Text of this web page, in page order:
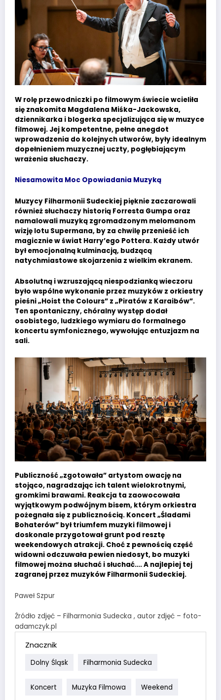
W rolę przewodniczki po filmowym świecie wcieliła
się znakomita Magdalena Miśka-Jackowska,
dziennikarka i blogerka specjalizująca się w muzyce
filmowej. Jej kompetentne, pełne anegdot
wprowadzenia do kolejnych utworów, były idealnym
dopełnieniem muzycznej uczty, pogłębiającym
wrażenia słuchaczy.
Niesamowita Moc Opowiadania Muzyką
Muzycy Filharmonii Sudeckiej pięknie zaczarowali
również słuchaczy historią Forresta Gumpa oraz
namalowali muzyką zgromadzonym melomanom
wizję lotu Supermana, by za chwilę przenieść ich
magicznie w świat Harry’ego Pottera. Każdy utwór
był emocjonalną kulminacją, budzącą
natychmiastowe skojarzenia z wielkim ekranem.
Absolutną i wzruszającą niespodzianką wieczoru
było wspólne wykonanie przez muzyków z orkiestry
pieśni „Hoist the Colours” z „Piratów z Karaibów”.
Ten spontaniczny, chóralny występ dodał
osobistego, ludzkiego wymiaru do formalnego
koncertu symfonicznego, wywołując entuzjazm na
sali.
Publiczność „zgotowała” artystom owację na
stojąco, nagradzając ich talent wielokrotnymi,
gromkimi brawami. Reakcja ta zaowocowała
wyjątkowym podwójnym bisem, którym orkiestra
pożegnała się z publicznością. Koncert „Śladami
Bohaterów” był triumfem muzyki filmowej i
doskonale przygotował grunt pod resztę
weekendowych atrakcji. Choć z pewnością część
widowni odczuwała pewien niedosyt, bo muzyki
filmowej można słuchać i słuchać…. A najlepiej tej
zagranej przez muzyków Filharmonii Sudeckiej.
Paweł Szpur
Źródło zdjęć – Filharmonia Sudecka , autor zdjęć – foto-
adamczyk.pl
Znacznik
Dolny Śląsk Filharmonia Sudecka
Koncert Muzyka Filmowa Weekend